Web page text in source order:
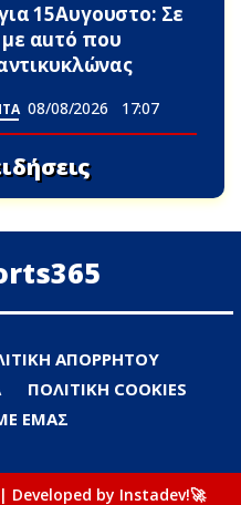
15Αυγουστο: Σε
αuτό που
08/08/2026 17:07
ΑΠΟΡΡΗΤΟΥ
ΠΟΛΙΤΙΚΗ COOKIES
ΕΜΑΣ
Developed by Instadev!🚀